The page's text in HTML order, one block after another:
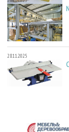
28.11.2025